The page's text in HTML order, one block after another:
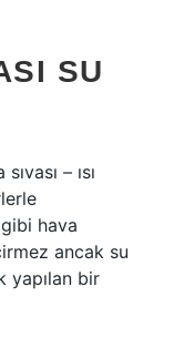
SU
– ısı
hava
ancak su
yapılan bir